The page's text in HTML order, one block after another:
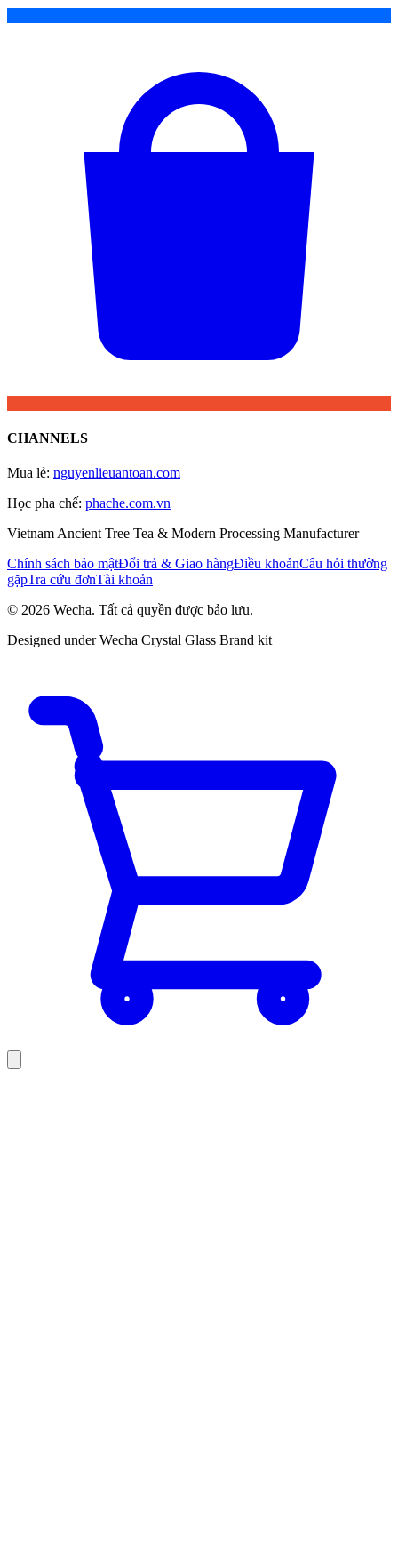
CHANNELS
Mua lẻ: nguyenlieuantoan.com
Học pha chế: phache.com.vn
Vietnam Ancient Tree Tea & Modern Processing Manufacturer
Chính sách bảo mậtĐổi trả & Giao hàngĐiều khoảnCâu hỏi thường
gặpTra cứu đơnTài khoản
© 2026 Wecha. Tất cả quyền được bảo lưu.
Designed under Wecha Crystal Glass Brand kit